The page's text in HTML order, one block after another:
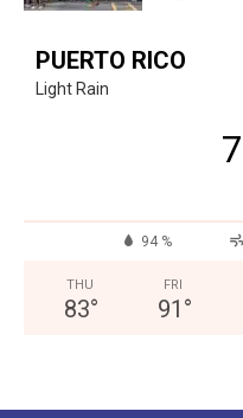
PUERTO RICO
Light Rain
94 %
THU
83°
FRI
91 °